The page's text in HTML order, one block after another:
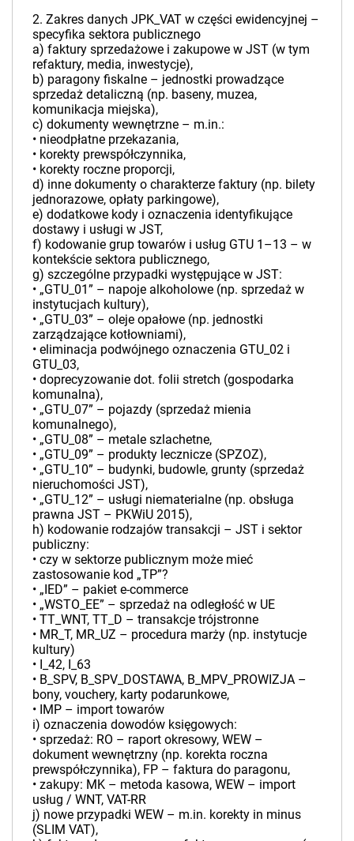
2. Zakres danych JPK_VAT w części ewidencyjnej –
specyfika sektora publicznego
a) faktury sprzedażowe i zakupowe w JST (w tym
refaktury, media, inwestycje),
b) paragony fiskalne – jednostki prowadzące
sprzedaż detaliczną (np. baseny, muzea,
komunikacja miejska),
c) dokumenty wewnętrzne – m.in.:
• nieodpłatne przekazania,
• korekty prewspółczynnika,
• korekty roczne proporcji,
d) inne dokumenty o charakterze faktury (np. bilety
jednorazowe, opłaty parkingowe),
e) dodatkowe kody i oznaczenia identyfikujące
dostawy i usługi w JST,
f) kodowanie grup towarów i usług GTU 1–13 – w
kontekście sektora publicznego,
g) szczególne przypadki występujące w JST:
• „GTU_01” – napoje alkoholowe (np. sprzedaż w
instytucjach kultury),
• „GTU_03” – oleje opałowe (np. jednostki
zarządzające kotłowniami),
• eliminacja podwójnego oznaczenia GTU_02 i
GTU_03,
• doprecyzowanie dot. folii stretch (gospodarka
komunalna),
• „GTU_07” – pojazdy (sprzedaż mienia
komunalnego),
• „GTU_08” – metale szlachetne,
• „GTU_09” – produkty lecznicze (SPZOZ),
• „GTU_10” – budynki, budowle, grunty (sprzedaż
nieruchomości JST),
• „GTU_12” – usługi niematerialne (np. obsługa
prawna JST – PKWiU 2015),
h) kodowanie rodzajów transakcji – JST i sektor
publiczny:
• czy w sektorze publicznym może mieć
zastosowanie kod „TP”?
• „IED” – pakiet e-commerce
• „WSTO_EE” – sprzedaż na odległość w UE
• TT_WNT, TT_D – transakcje trójstronne
• MR_T, MR_UZ – procedura marży (np. instytucje
kultury)
• I_42, I_63
• B_SPV, B_SPV_DOSTAWA, B_MPV_PROWIZJA –
bony, vouchery, karty podarunkowe,
• IMP – import towarów
i) oznaczenia dowodów księgowych:
• sprzedaż: RO – raport okresowy, WEW –
dokument wewnętrzny (np. korekta roczna
prewspółczynnika), FP – faktura do paragonu,
• zakupy: MK – metoda kasowa, WEW – import
usług / WNT, VAT-RR
j) nowe przypadki WEW – m.in. korekty in minus
(SLIM VAT),